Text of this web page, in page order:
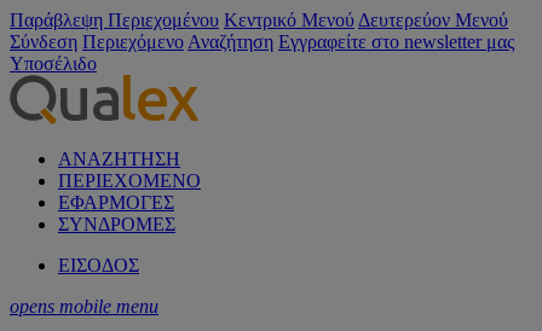
Παράβλεψη Περιεχομένου Κεντρικό Μενού Δευτερεύον Μενού
Σύνδεση Περιεχόμενο Αναζήτηση Εγγραφείτε στο newsletter μας
Υποσέλιδο
ΑΝΑΖΗΤΗΣΗ
ΠΕΡΙΕΧΟΜΕΝΟ
ΕΦΑΡΜΟΓΕΣ
ΣΥΝΔΡΟΜΕΣ
ΕΙΣΟΔΟΣ
opens mobile menu